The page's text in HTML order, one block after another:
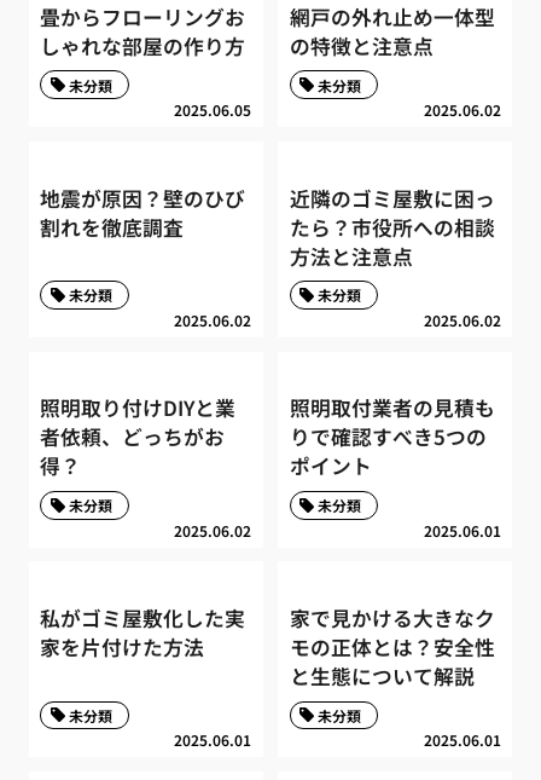
畳からフローリングお
しゃれな部屋の作り方
2025.06.05
未分類
網戸の外れ止め一体型
の特徴と注意点
2025.06.02
未分類
地震が原因？壁のひび
割れを徹底調査
2025.06.02
未分類
近隣のゴミ屋敷に困っ
たら？市役所への相談
方法と注意点
2025.06.02
未分類
照明取り付けDIYと業
者依頼、どっちがお
得？
2025.06.02
未分類
照明取付業者の見積も
りで確認すべき5つの
ポイント
2025.06.01
未分類
私がゴミ屋敷化した実
家を片付けた方法
2025.06.01
未分類
家で見かける大きなク
モの正体とは？安全性
と生態について解説
2025.06.01
未分類